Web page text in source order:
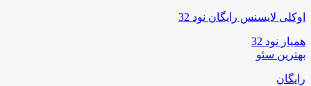
اوکلی لایسنس رایگان نود 32
همیار نود 32
بهترین سئو
رایگان